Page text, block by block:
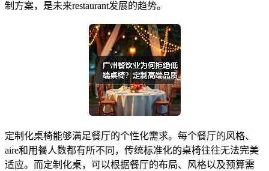
制方案，是未来restaurant发展的趋势。
定制化桌椅能够满足餐厅的个性化需求。每个餐厅的风格、
aire和用餐人数都有所不同，传统标准化的桌椅往往无法完美
适应。而定制化桌，可以根据餐厅的布局、风格以及预算需